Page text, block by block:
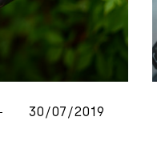
30/07/2019